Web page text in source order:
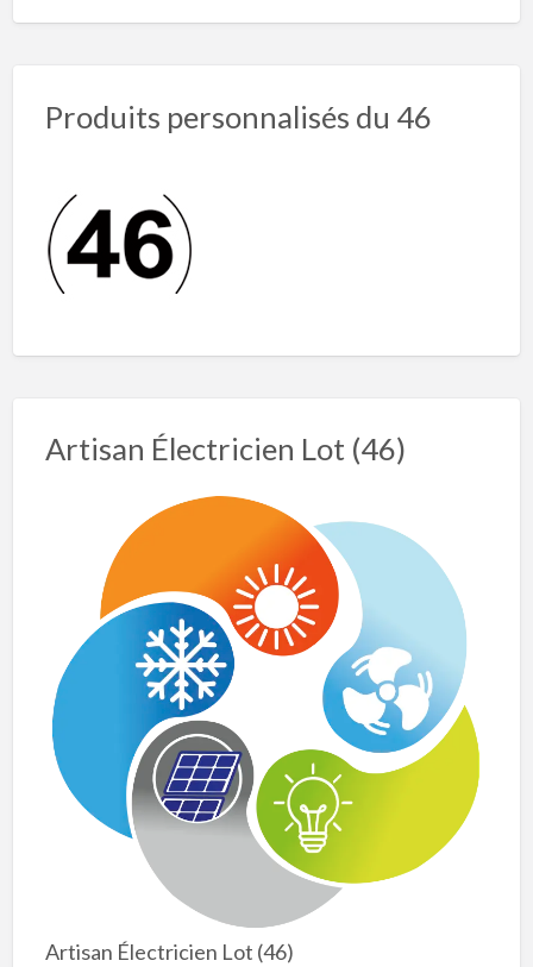
Produits personnalisés du 46
Artisan Électricien Lot (46)
Artisan Électricien Lot (46)